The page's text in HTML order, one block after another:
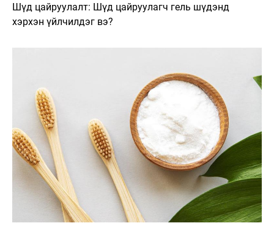
Шүд цайруулалт: Шүд цайруулагч гель шүдэнд
хэрхэн үйлчилдэг вэ?